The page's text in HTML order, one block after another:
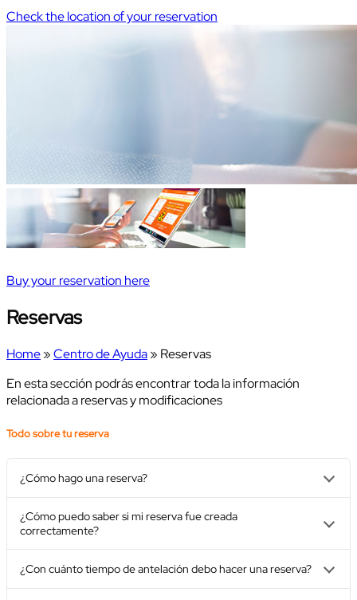
Check the location of your reservation
Buy your reservation here
Reservas
Home»Centro de Ayuda» Reservas
En esta sección podrás encontrar toda la información
relacionada a reservas y modificaciones
Todo sobre tu reserva
¿Cómo hago una reserva?
¿Cómo puedo saber si mi reserva fue creada
correctamente?
¿Con cuánto tiempo de antelación debo hacer una reserva?